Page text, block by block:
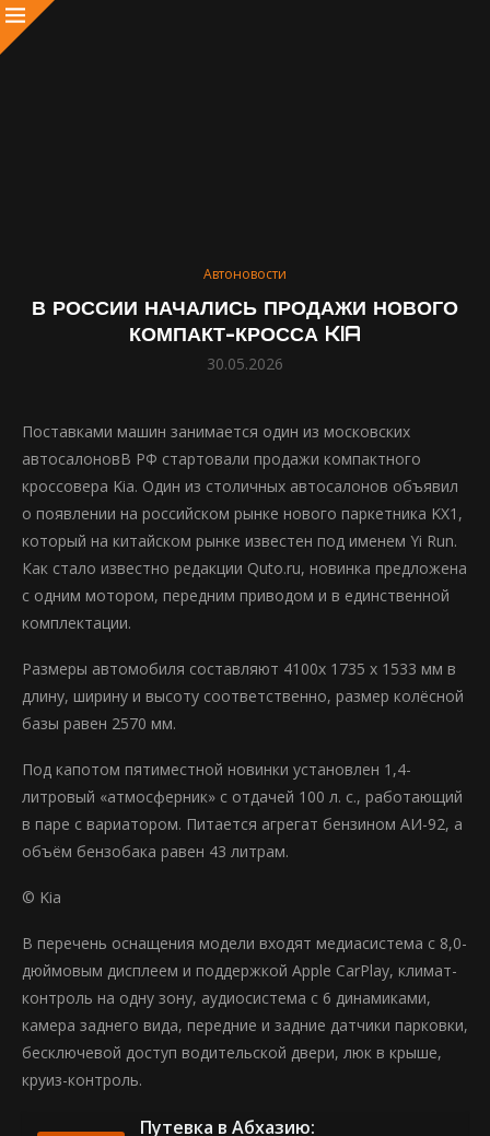
Автоновости
В РОССИИ НАЧАЛИСЬ ПРОДАЖИ НОВОГО
КОМПАКТ-КРОССА KIA
30.05.2026
Поставками машин занимается один из московских
автосалоновВ РФ стартовали продажи компактного
кроссовера Kia. Один из столичных автосалонов объявил
о появлении на российском рынке нового паркетника KX1,
который на китайском рынке известен под именем Yi Run.
Как стало известно редакции Quto.ru, новинка предложена
с одним мотором, передним приводом и в единственной
комплектации.
Размеры автомобиля составляют 4100х 1735 х 1533 мм в
длину, ширину и высоту соответственно, размер колёсной
базы равен 2570 мм.
Под капотом пятиместной новинки установлен 1,4-
литровый «атмосферник» с отдачей 100 л. с., работающий
в паре с вариатором. Питается агрегат бензином АИ-92, а
объём бензобака равен 43 литрам.
© Kia
В перечень оснащения модели входят медиасистема с 8,0-
дюймовым дисплеем и поддержкой Apple CarPlay, климат-
контроль на одну зону, аудиосистема с 6 динамиками,
камера заднего вида, передние и задние датчики парковки,
бесключевой доступ водительской двери, люк в крыше,
круиз-контроль.
Путевка в Абхазию: